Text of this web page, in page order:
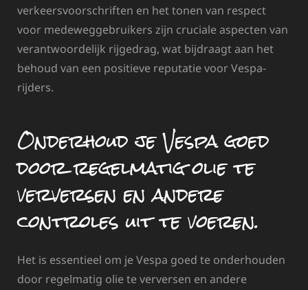
verkeersvoorschriften en het tonen van respect
voor medeweggebruikers zijn cruciale aspecten van
verantwoordelijk rijgedrag, wat bijdraagt aan het
behoud van een positieve reputatie voor Vespa-
rijders.
Onderhoud je Vespa goed
door regelmatig olie te
verversen en andere
controles uit te voeren.
Het is essentieel om je Vespa goed te onderhouden
door regelmatig olie te verversen en andere